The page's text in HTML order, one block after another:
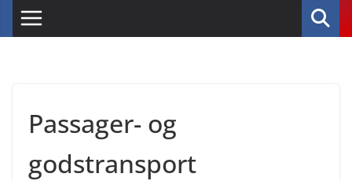
Passager- og
godstransport